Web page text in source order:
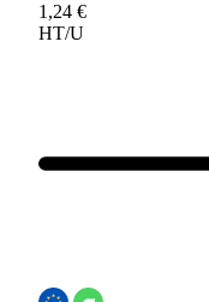
1,24 €
HT/U